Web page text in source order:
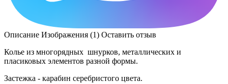
Описание Изображения (1) Оставить отзыв
Колье из многорядных шнурков, металлических и
пласиковых элементов разной формы.
Застежка - карабин серебристого цвета.